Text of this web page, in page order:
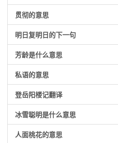
贯彻的意思
明日复明日的下一句
芳龄是什么意思
私语的意思
登岳阳楼记翻译
冰雪聪明是什么意思
人面桃花的意思